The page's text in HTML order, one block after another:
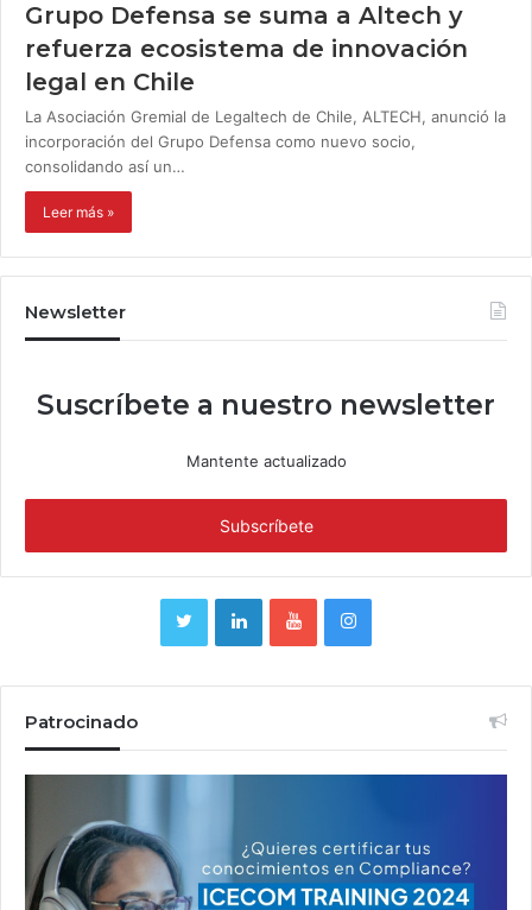
Grupo Defensa se suma a Altech y
refuerza ecosistema de innovación
legal en Chile
La Asociación Gremial de Legaltech de Chile, ALTECH, anunció la
incorporación del Grupo Defensa como nuevo socio,
consolidando así un…
Leer más »
Newsletter
Suscríbete a nuestro newsletter
Mantente actualizado
Patrocinado